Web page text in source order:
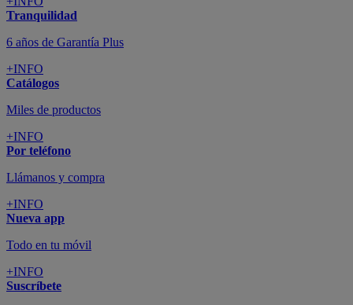
Tranquilidad
6 años de Garantía Plus
+INFO
Catálogos
Miles de productos
+INFO
Por teléfono
Llámanos y compra
+INFO
Nueva app
Todo en tu móvil
+INFO
Suscríbete